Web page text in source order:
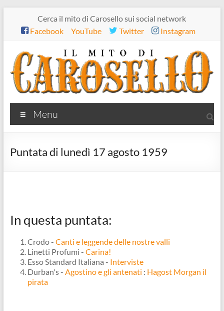
contenuto
Cerca il mito di Carosello sui social network
Facebook
YouTube Twitter Instagram
Il
mito
di
Menu
Puntata di lunedì 17 agosto 1959
In questa puntata:
Crodo - Canti e leggende delle nostre valli
Linetti Profumi - Carina!
Esso Standard Italiana - Interviste
Durban's - Agostino e gli antenati : Hagost Morgan il
pirata